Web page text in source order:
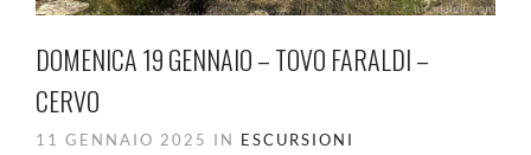
DOMENICA 19 GENNAIO – TOVO FARALDI –
CERVO
11 GENNAIO 2025 IN ESCURSIONI